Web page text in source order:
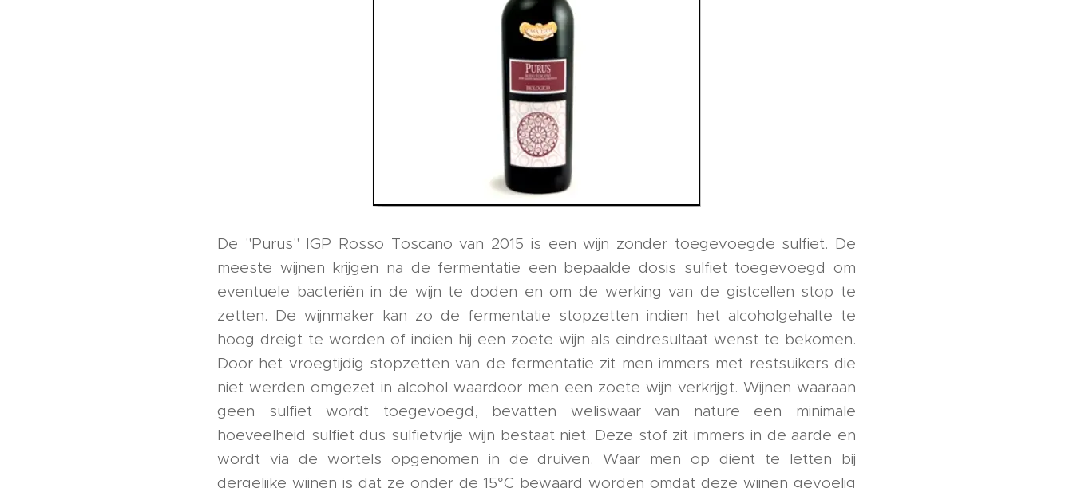
De "Purus" IGP Rosso Toscano van 2015 is een wijn zonder toegevoegde sulfiet. De
meeste wijnen krijgen na de fermentatie een bepaalde dosis sulfiet toegevoegd om
eventuele bacteriën in de wijn te doden en om de werking van de gistcellen stop te
zetten. De wijnmaker kan zo de fermentatie stopzetten indien het alcoholgehalte te
hoog dreigt te worden of indien hij een zoete wijn als eindresultaat wenst te bekomen.
Door het vroegtijdig stopzetten van de fermentatie zit men immers met restsuikers die
niet werden omgezet in alcohol waardoor men een zoete wijn verkrijgt. Wijnen waaraan
geen sulfiet wordt toegevoegd, bevatten weliswaar van nature een minimale
hoeveelheid sulfiet dus sulfietvrije wijn bestaat niet. Deze stof zit immers in de aarde en
wordt via de wortels opgenomen in de druiven. Waar men op dient te letten bij
dergelijke wijnen is dat ze onder de 15°C bewaard worden omdat deze wijnen gevoelig